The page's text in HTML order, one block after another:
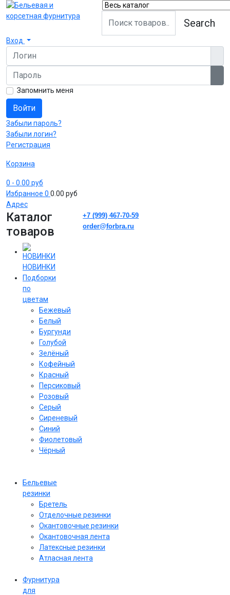
Search
Вход
Логин
Пароль
Запомнить меня
Войти
Забыли пароль?
Забыли логин?
Регистрация
Корзина
0 - 0.00 руб
Избранное 0 0.00 руб
Адрес
Каталог
товаров
НОВИНКИ
Подборки
по
цветам
Бежевый
Белый
Бургунди
Голубой
Зелёный
Кофейный
Красный
Персиковый
Розовый
Серый
Сиреневый
Cиний
Фиолетовый
Чёрный
Бельевые
резинки
Бретель
Отделочные резинки
Окантовочные резинки
Окантовочная лента
Латексные резинки
Атласная лента
Фурнитура
для
+7 (999) 467-70-59
order@forbra.ru